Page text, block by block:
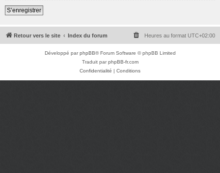
S’enregistrer
Retour vers le site Index du forum Heures au format UTC+02:00
Développé parphpBB® Forum Software © phpBB Limited
Traduit parphpBB-fr.com
Confidentialité | Conditions